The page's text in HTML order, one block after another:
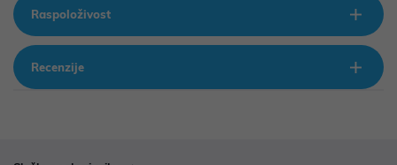
Raspoloživost
Recenzije